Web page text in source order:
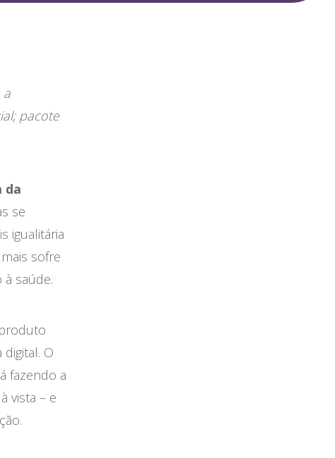
a
pacote
da
se
igualitária
sofre
saúde.
O
fazendo a
vista – e